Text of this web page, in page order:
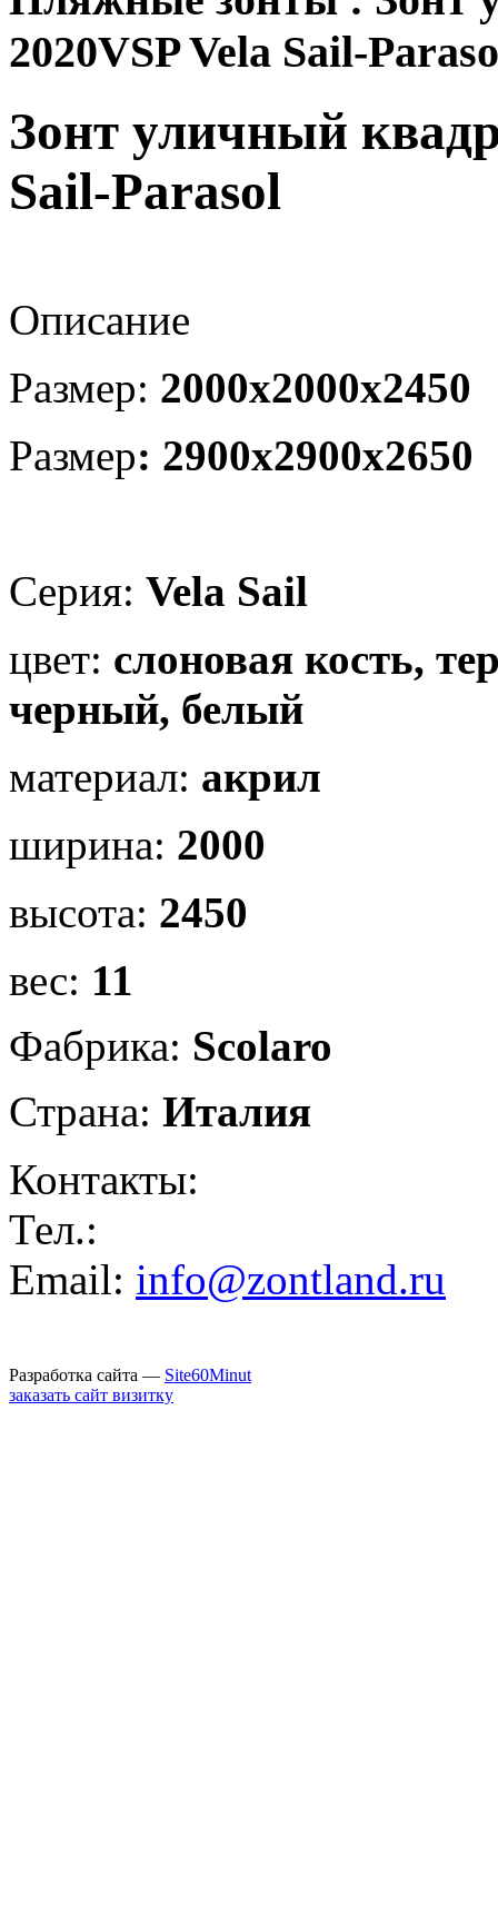
2020VSP Vela Sail-
Зонт уличный
Sail-Parasol
Описание
Размер:
Размер:
Серия: Vela Sail
цвет: слоновая кость,
черный, белый
материал: акрил
ширина: 2000
высота: 2450
вес: 11
Фабрика: Scolaro
Страна: Италия
Контакты:
Тел.:
Email: info@zontland.ru
Разработка сайта — Site60Minut
заказать сайт визитку